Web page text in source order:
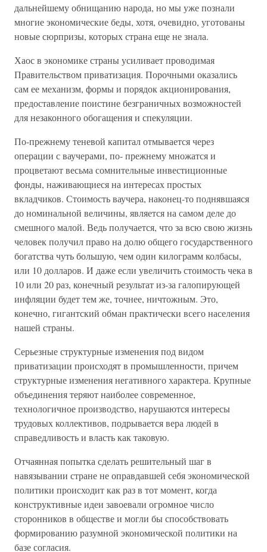
дальнейшему обнищанию народа, но мы уже познали
многие экономические беды, хотя, очевидно, уготованы
новые сюрпризы, которых страна еще не знала.
Хаос в экономике страны усиливает проводимая
Правительством приватизация. Порочными оказались
сам ее механизм, формы и порядок акционирования,
предоставление поистине безграничных возможностей
для незаконного обогащения и спекуляции.
По-прежнему теневой капитал отмывается через
операции с ваучерами, по- прежнему множатся и
процветают весьма сомнительные инвестиционные
фонды, наживающиеся на интересах простых
вкладчиков. Стоимость ваучера, наконец-то поднявшаяся
до номинальной величины, является на самом деле до
смешного малой. Ведь получается, что за всю свою жизнь
человек получил право на долю общего государственного
богатства чуть большую, чем один килограмм колбасы,
или 10 долларов. И даже если увеличить стоимость чека в
10 или 20 раз, конечный результат из-за галопирующей
инфляции будет тем же, точнее, ничтожным. Это,
конечно, гигантский обман практически всего населения
нашей страны.
Серьезные структурные изменения под видом
приватизации происходят в промышленности, причем
структурные изменения негативного характера. Крупные
объединения теряют наиболее современное,
технологичное производство, нарушаются интересы
трудовых коллективов, подрывается вера людей в
справедливость и власть как таковую.
Отчаянная попытка сделать решительный шаг в
навязывании стране не оправдавшей себя экономической
политики происходит как раз в тот момент, когда
конструктивные идеи завоевали огромное число
сторонников в обществе и могли бы способствовать
формированию разумной экономической политики на
базе согласия.